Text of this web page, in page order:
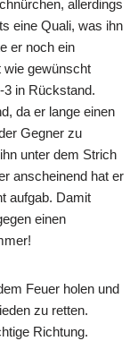
allerdings
eine Quali, was ihn
er noch ein
wie gewünscht
in Rückstand.
da er lange einen
Gegner zu
unter dem Strich
anscheinend hat er
aufgab. Damit
einen
Feuer holen und
zu retten.
Richtung.